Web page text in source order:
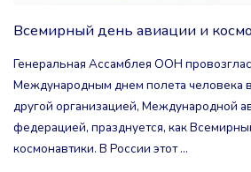
Всемирный день авиации и
Генеральная Ассамблея ООН
Международным днем полета человека
другой организацией, Международной
федерацией, празднуется, как
космонавтики. В России этот …